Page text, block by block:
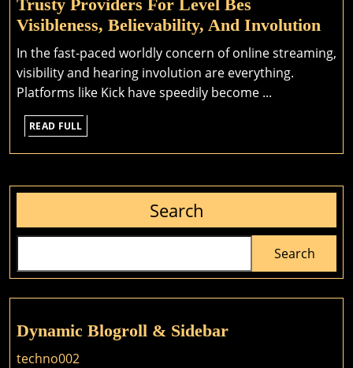
Sophisticated
Trusty Providers For Level Bes
Visibleness, Believability, And Involution
By
To
In the fast-paced worldly concern of online streaming,
visibility and hearing involution are everything.
Platforms like Kick have speedily become ...
READ FULL
FULL
Search
Search
Dynamic Blogroll & Sidebar
techno002